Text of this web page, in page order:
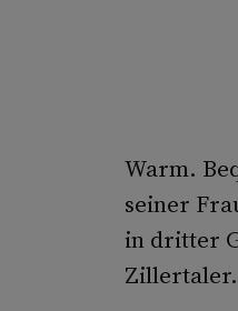
Warm.
seiner
in dritter